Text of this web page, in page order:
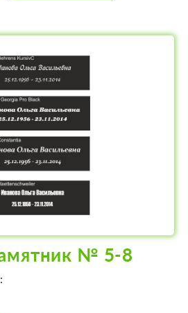
№ 5-8